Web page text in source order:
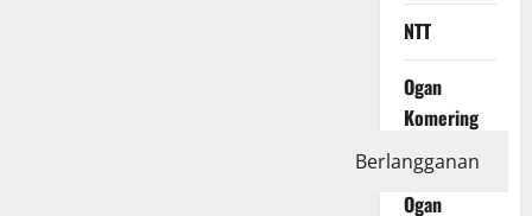
NTT
Ogan
Komering
Ogan
Berlangganan